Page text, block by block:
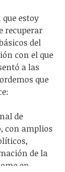
estoy
recuperar
del
con el que
a las
que
de
con amplios
de la
en